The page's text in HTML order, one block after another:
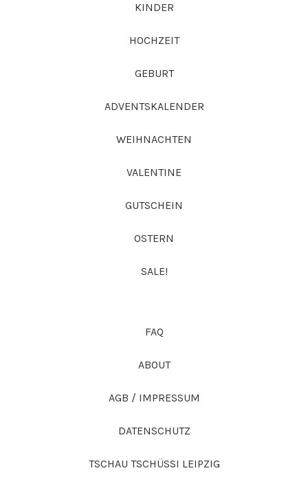
KINDER
HOCHZEIT
GEBURT
ADVENTSKALENDER
WEIHNACHTEN
VALENTINE
GUTSCHEIN
OSTERN
SALE!
FAQ
ABOUT
AGB / IMPRESSUM
DATENSCHUTZ
TSCHAU TSCHÜSSI LEIPZIG